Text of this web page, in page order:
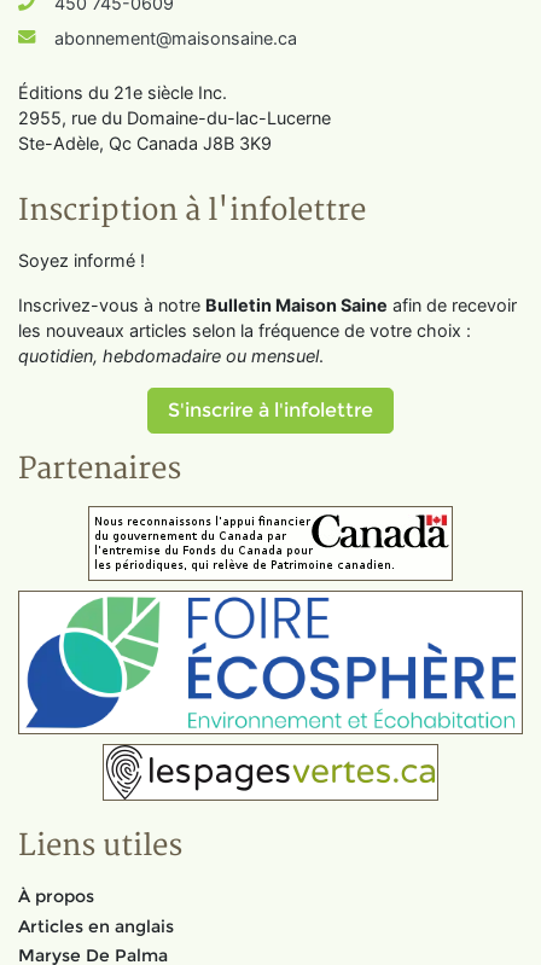
abonnement@maisonsaine.ca
Éditions du 21e siècle Inc.
2955, rue du Domaine-du-lac-Lucerne
Ste-Adèle, Qc Canada J8B 3K9
Inscription à l'infolettre
Soyez informé !
Inscrivez-vous à notre Bulletin Maison Saine afin de recevoir
les nouveaux articles selon la fréquence de votre choix :
quotidien, hebdomadaire ou mensuel.
S'inscrire à l'infolettre
Partenaires
Liens utiles
À propos
Articles en anglais
Maryse De Palma